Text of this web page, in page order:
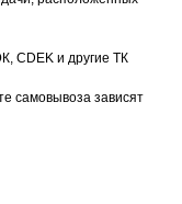
CDEK и другие ТК
самовывоза зависят